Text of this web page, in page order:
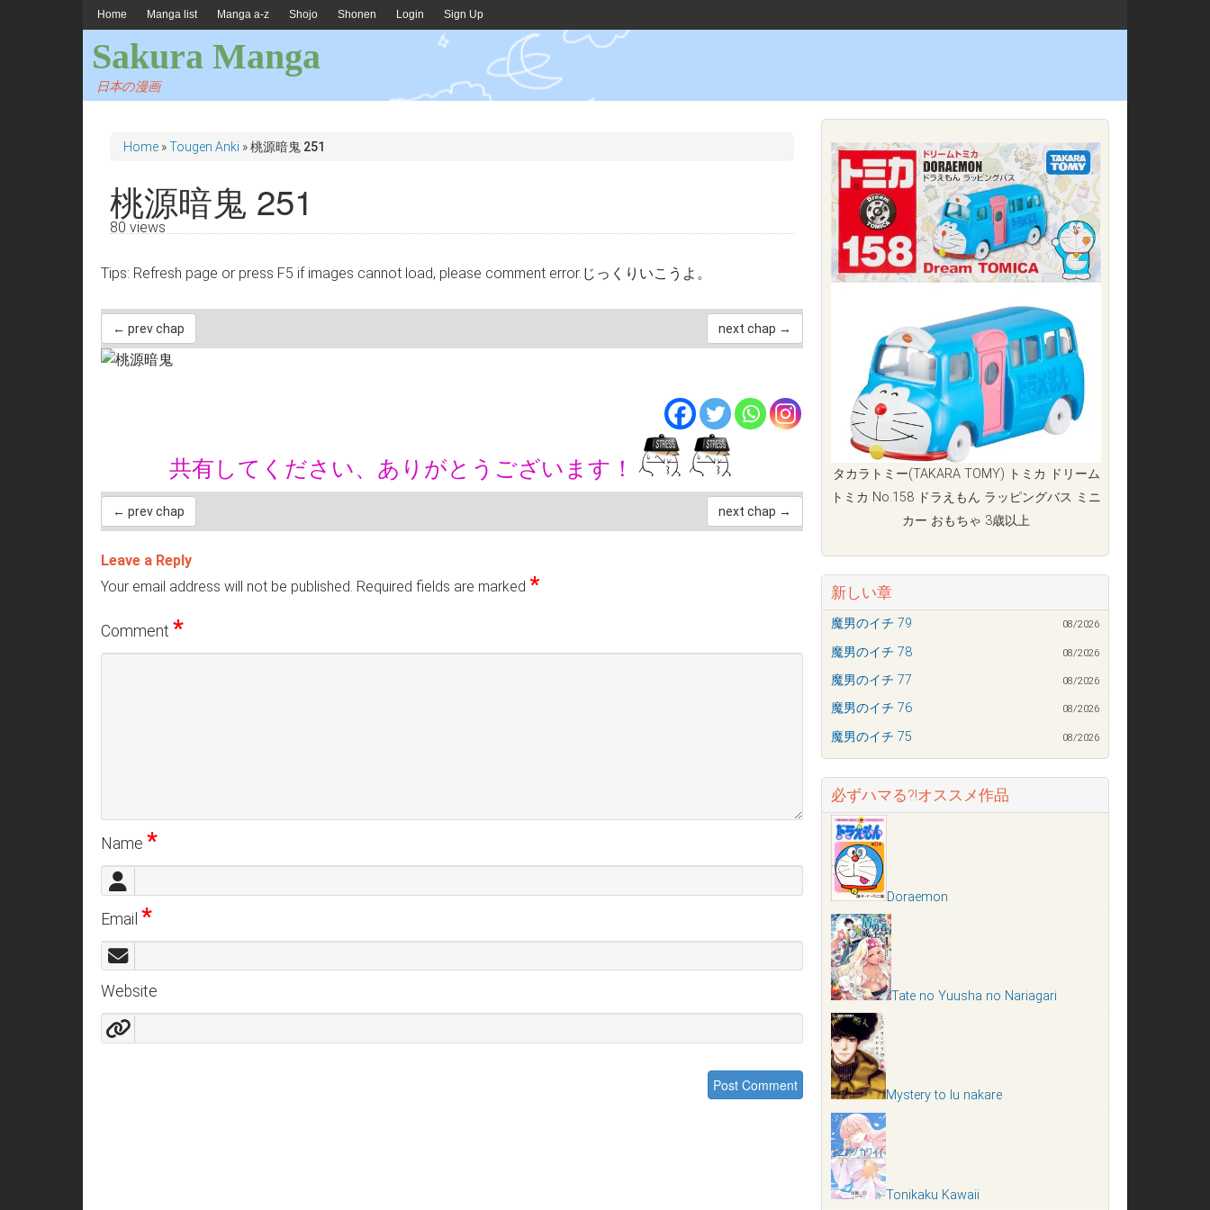
Home Manga list Manga a-z Shojo Shonen Login Sign Up
Sakura Manga
日本の漫画
Home »Tougen Anki »桃源暗鬼 251
桃源暗鬼 251
80 views
Tips: Refresh page or press F5 if images cannot load, please comment error.じっくりいこうよ。
← prev chap next chap →
共有してください、ありがとうございます！
← prev chap next chap →
Leave a Reply
Your email address will not be published. Required fields are marked *
Comment *
Name *
Email *
Website
タカラトミー(TAKARA TOMY) トミカ ドリーム
トミカ No.158 ドラえもん ラッピングバス ミニ
カー おもちゃ 3歳以上
新しい章
魔男のイチ 79 08/2026
魔男のイチ 78 08/2026
魔男のイチ 77 08/2026
魔男のイチ 76 08/2026
魔男のイチ 75 08/2026
必ずハマる?!オススメ作品
Doraemon
Tate no Yuusha no Nariagari
Mystery to Iu nakare
Tonikaku Kawaii